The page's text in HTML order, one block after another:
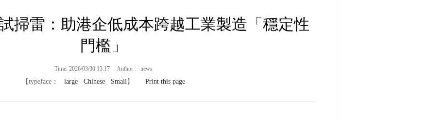
掃雷：助港企低成本跨越工業製造「穩定性
門檻」
Time: 2026/03/30 13:17 Author : news
【typeface： large Chinese Small】 Print this page